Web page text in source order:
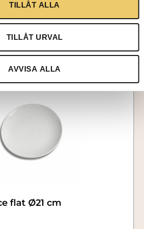
TILLÅT ALLA
TILLÅT URVAL
AVVISA ALLA
cart
flat Ø21 cm